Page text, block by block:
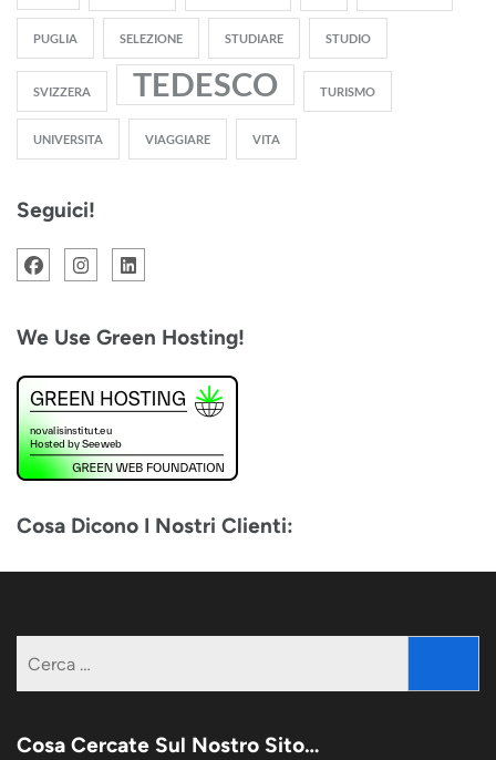
PUGLIA SELEZIONE STUDIARE STUDIO
SVIZZERA TEDESCO TURISMO
UNIVERSITA VIAGGIARE VITA
Seguici!
We Use Green Hosting!
Cosa Dicono I Nostri Clienti:
per:
Cosa Cercate Sul Nostro Sito…